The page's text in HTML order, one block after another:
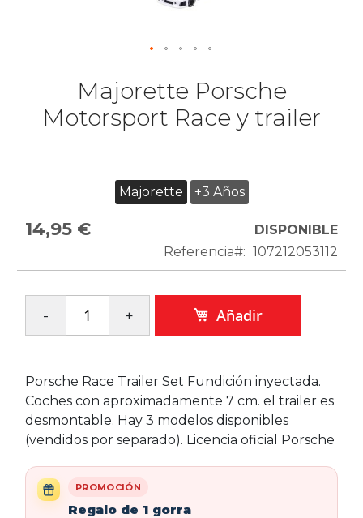
Majorette Porsche
Motorsport Race y trailer
Majorette +3 Años
14,95 €
DISPONIBLE
Referencia
107212053112
Añadir
Porsche Race Trailer Set Fundición inyectada.
Coches con aproximadamente 7 cm. el trailer es
desmontable. Hay 3 modelos disponibles
(vendidos por separado). Licencia oficial Porsche
PROMOCIÓN
Regalo de 1 gorra